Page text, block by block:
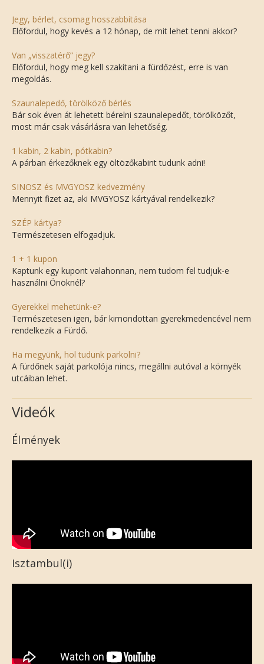
Jegy, bérlet, csomag hosszabbítása
Előfordul, hogy kevés a 12 hónap, de mit lehet tenni akkor?
Van „visszatérő” jegy?
Előfordul, hogy meg kell szakítani a fürdőzést, erre is van
megoldás.
Szaunalepedő, törölköző bérlés
Bár sok éven át lehetett bérelni szaunalepedőt, törölközőt,
most már csak vásárlásra van lehetőség.
1 kabin, 2 kabin, pótkabin?
A párban érkezőknek egy öltözőkabint tudunk adni!
SINOSZ és MVGYOSZ kedvezmény
Mennyit fizet az, aki MVGYOSZ kártyával rendelkezik?
SZÉP kártya?
Természetesen elfogadjuk.
1 + 1 kupon
Kaptunk egy kupont valahonnan, nem tudom fel tudjuk-e
használni Önöknél?
Gyerekkel mehetünk-e?
Természetesen igen, bár kimondottan gyerekmedencével nem
rendelkezik a Fürdő.
Ha megyünk, hol tudunk parkolni?
A fürdőnek saját parkolója nincs, megállni autóval a környék
utcáiban lehet.
Videók
Élmények
Isztambul(i)